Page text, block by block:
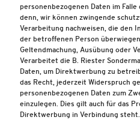
personenbezogenen Daten im
denn, wir können zwingende
Verarbeitung nachweisen, die den
der betroffenen Person
Geltendmachung, Ausübung oder
Verarbeitet die B. Riester
Daten, um Direktwerbung zu
das Recht, jederzeit Widerspruch
personenbezogenen Daten zum
einzulegen. Dies gilt auch für das
Direktwerbung in Verbindung